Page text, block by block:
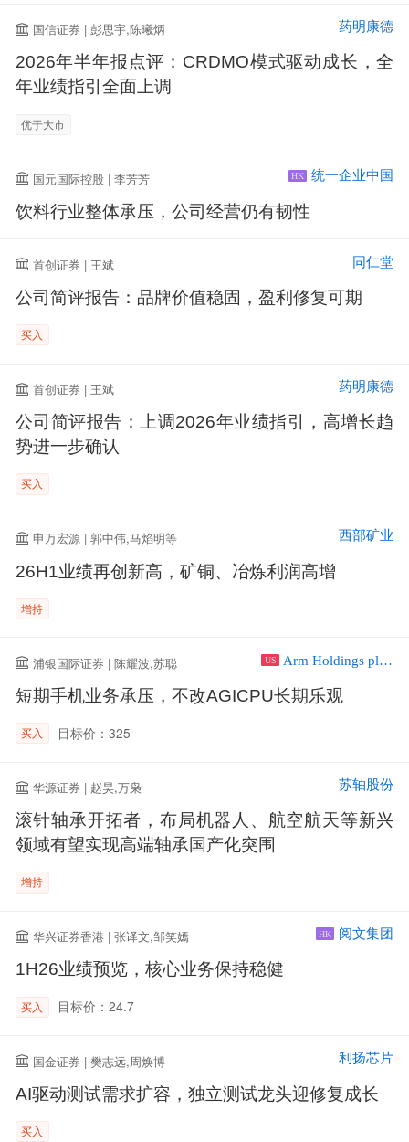
国信证券 | 彭思宇,陈曦炳 药明康德
2026年半年报点评：CRDMO模式驱动成长，全
年业绩指引全面上调
优于大市
国元国际控股 | 李芳芳 HK 统一企业中国
饮料行业整体承压，公司经营仍有韧性
首创证券 | 王斌 同仁堂
公司简评报告：品牌价值稳固，盈利修复可期
买入
首创证券 | 王斌 药明康德
公司简评报告：上调2026年业绩指引，高增长趋
势进一步确认
买入
申万宏源 | 郭中伟,马焰明等 西部矿业
26H1业绩再创新高，矿铜、冶炼利润高增
增持
浦银国际证券 | 陈耀波,苏聪 US Arm Holdings plc ADR
短期手机业务承压，不改AGICPU长期乐观
买入 目标价：325
华源证券 | 赵昊,万枭 苏轴股份
滚针轴承开拓者，布局机器人、航空航天等新兴
领域有望实现高端轴承国产化突围
增持
华兴证券香港 | 张译文,邹笑嫣 HK 阅文集团
1H26业绩预览，核心业务保持稳健
买入 目标价：24.7
国金证券 | 樊志远,周焕博 利扬芯片
AI驱动测试需求扩容，独立测试龙头迎修复成长
买入